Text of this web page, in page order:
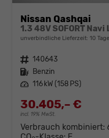
Nissan Qashqai
1.3 48V SOFORT
unverbindliche Lieferzeit: 10 Tage
Fahrzeugnr. 140643
Kraftstoff Benzin
Leistung 116 kW (158 PS)
30.405,– €
incl. 19% MwSt.
Verbrauch kombiniert: